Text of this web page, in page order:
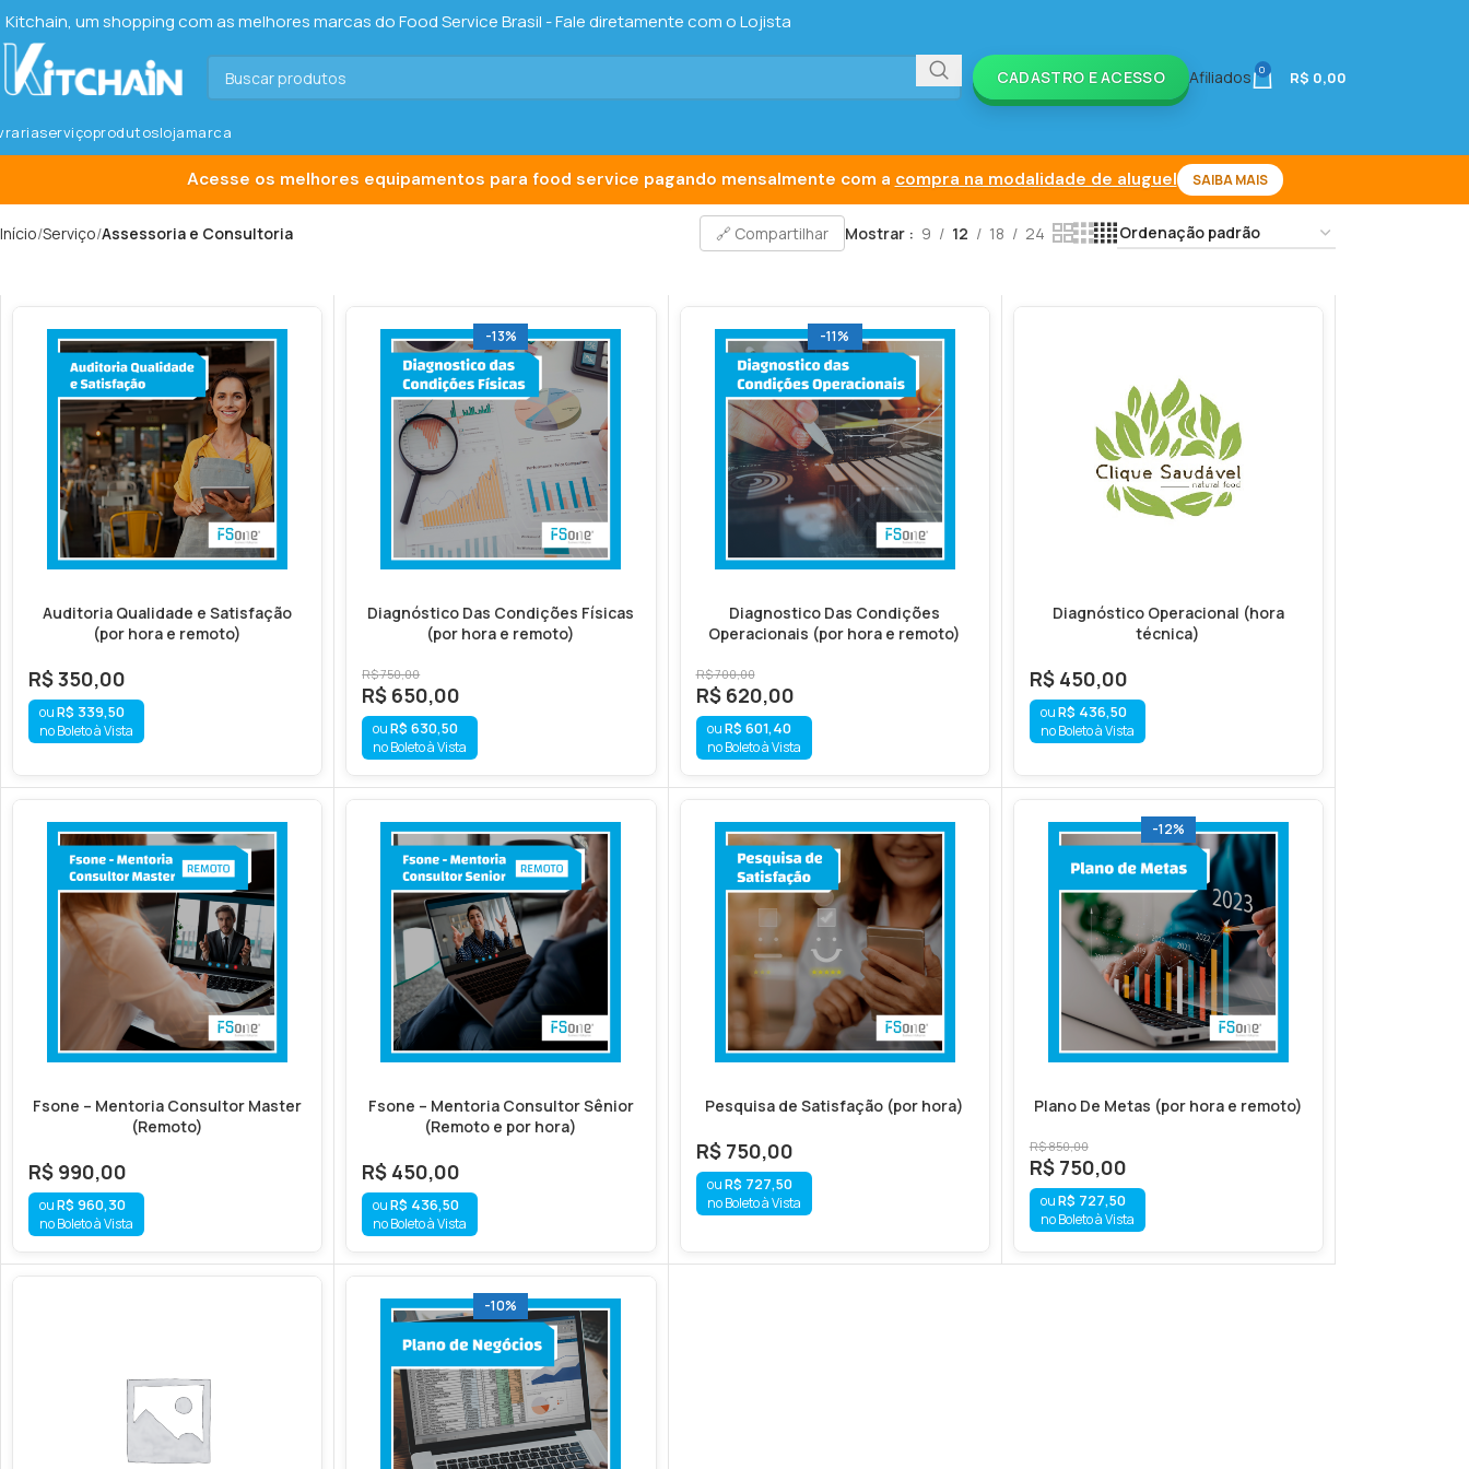
Kitchain, um shopping com as melhores marcas do Food Service Brasil - Fale diretamente com o Lojista
CADASTRO E ACESSO Afiliados 0 R$ 0,00
serviçoprodutoslojamarca
Início Serviço Assessoria e Consultoria 🔗 Compartilhar Mostrar 9 12 18 24
Auditoria Qualidade e Satisfação
(por hora e remoto)
R$350,00
R$ 339,50
no Boleto à Vista
-13%
Diagnóstico Das Condições Físicas
(por hora e remoto)
R$750,00
R$ 650,00
R$ 630,50
no Boleto à Vista
-11%
Diagnostico Das Condições
Operacionais (por hora e remoto)
R$700,00
R$620,00
R$ 601,40
no Boleto à Vista
Diagnóstico Operacional (hora
técnica)
R$450,00
R$ 436,50
no Boleto à Vista
Fsone – Mentoria Consultor Master
(Remoto)
R$ 990,00
R$ 960,30
no Boleto à Vista
Fsone – Mentoria Consultor Sênior
(Remoto e por hora)
R$ 450,00
R$ 436,50
no Boleto à Vista
Pesquisa de Satisfação (por hora)
R$750,00
R$ 727,50
no Boleto à Vista
-12%
Plano De Metas (por hora e remoto)
R$850,00
R$750,00
R$ 727,50
no Boleto à Vista
-10%
Acesse os melhores equipamentos para food service pagando mensalmente com a compra na modalidade de aluguel SAIBA MAIS